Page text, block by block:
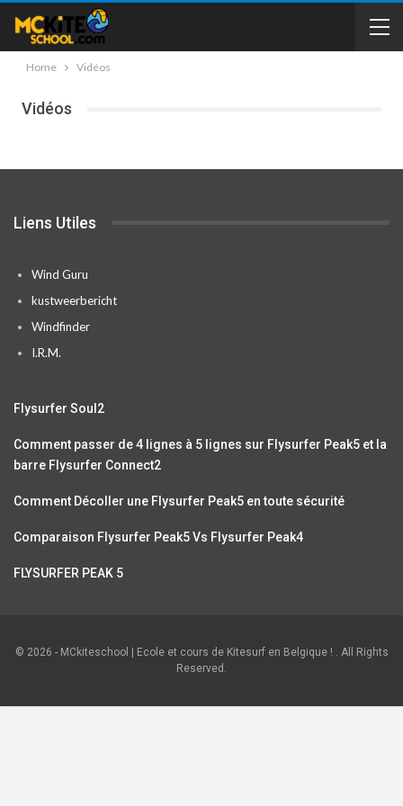
Home Vidéos
Vidéos
Liens Utiles
Wind Guru
kustweerbericht
Windfinder
I.R.M.
Flysurfer Soul2
Comment passer de 4 lignes à 5 lignes sur Flysurfer Peak5 et la
barre Flysurfer Connect2
Comment Décoller une Flysurfer Peak5 en toute sécurité
Comparaison Flysurfer Peak5 Vs Flysurfer Peak4
FLYSURFER PEAK 5
© 2026 - MCkiteschool | Ecole et cours de Kitesurf en Belgique ! . All Rights
Reserved.